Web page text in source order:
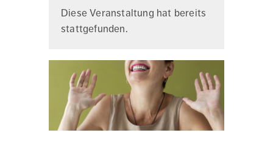
Ostbelgien
Diese Veranstaltung hat bereits
stattgefunden.